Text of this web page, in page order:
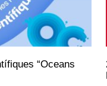
“Oceans